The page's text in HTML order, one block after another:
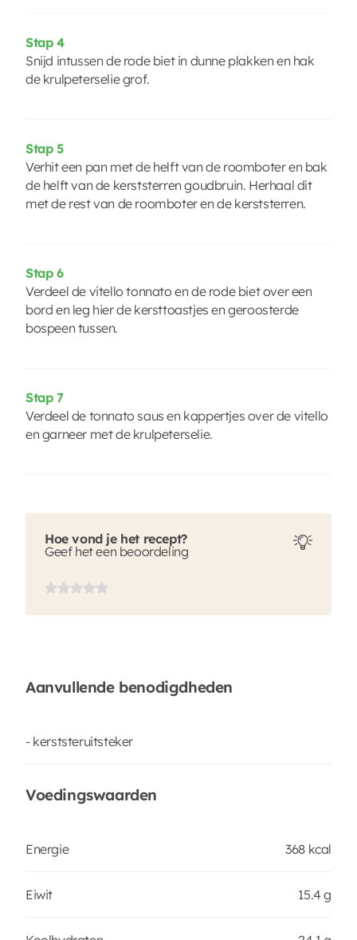
Stap 4
Snijd intussen de rode biet in dunne plakken en hak
de krulpeterselie grof.
Stap 5
Verhit een pan met de helft van de roomboter en bak
de helft van de kerststerren goudbruin. Herhaal dit
met de rest van de roomboter en de kerststerren.
Stap 6
Verdeel de vitello tonnato en de rode biet over een
bord en leg hier de kersttoastjes en geroosterde
bospeen tussen.
Stap 7
Verdeel de tonnato saus en kappertjes over de vitello
en garneer met de krulpeterselie.
Hoe vond je het recept?
Geef het een beoordeling
Aanvullende benodigdheden
- kerststeruitsteker
Voedingswaarden
Energie 368 kcal
Eiwit 15.4 g